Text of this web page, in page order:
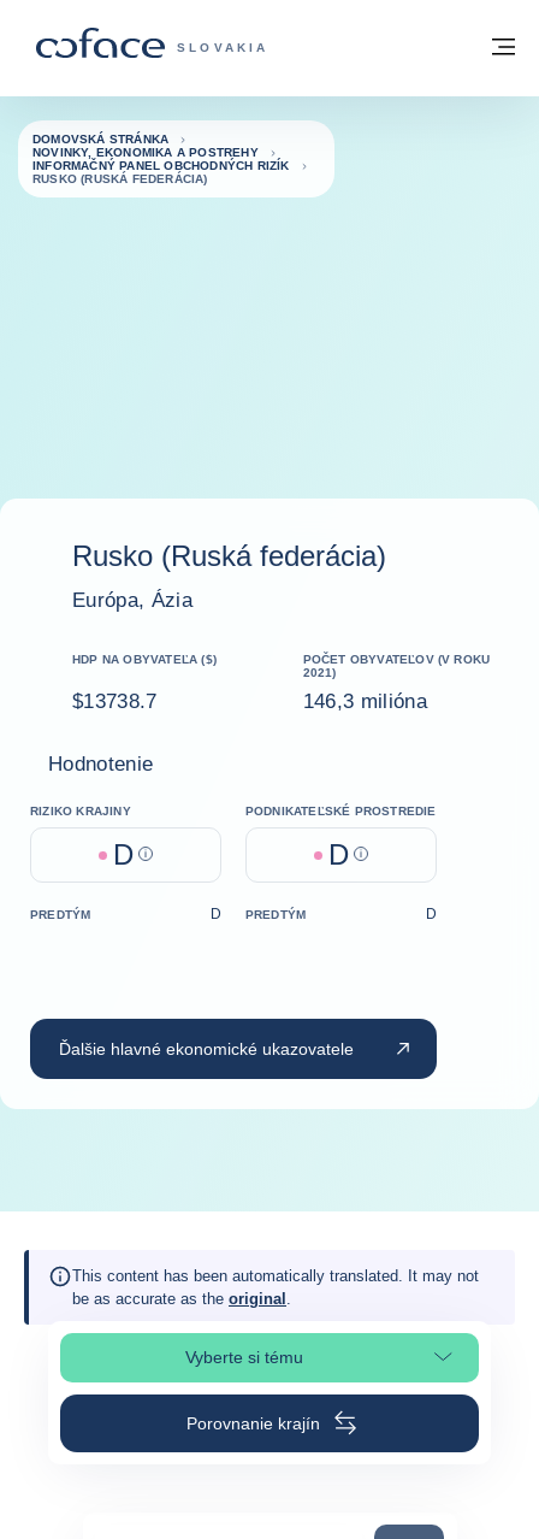
COFACE FOR TRADE - WEBOVÁ
SLOVAKIA
Späť na domovskú stránku
DOMOVSKÁ STRÁNKA
NOVINKY, EKONOMIKA A POSTREHY
INFORMAČNÝ PANEL OBCHODNÝCH RIZÍK
RUSKO (RUSKÁ FEDERÁCIA)
Rusko (Ruská federácia)
Európa, Ázia
HDP NA OBYVATEĽA ($)
$13738.7
POČET OBYVATEĽOV (V ROKU
2021)
146,3 milióna
Hodnotenie
RIZIKO KRAJINY
D Help
PODNIKATEĽSKÉ PROSTREDIE
D Help
PREDTÝM D PREDTÝM D
Ďalšie hlavné ekonomické ukazovatele
This content has been automatically translated. It may not
be as accurate as the original .
Vyberte si témuVýber časti stránky
Porovnanie krajín